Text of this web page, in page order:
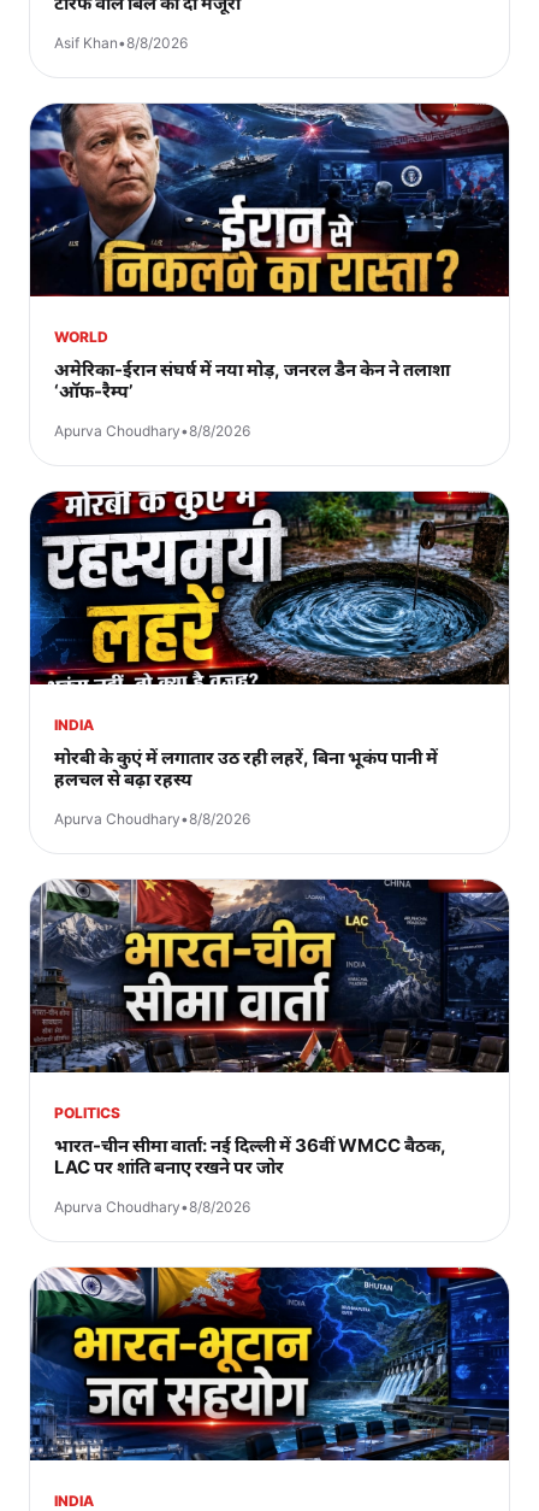
Asif Khan•8/8/2026
WORLD
अमेरिका-ईरान संघर्ष में नया मोड़, जनरल डैन केन ने तलाशा
‘ऑफ-रैम्प’
Apurva Choudhary•8/8/2026
INDIA
मोरबी के कुएं में लगातार उठ रही लहरें, बिना भूकंप पानी में
हलचल से बढ़ा रहस्य
Apurva Choudhary•8/8/2026
POLITICS
भारत-चीन सीमा वार्ता: नई दिल्ली में 36वीं WMCC बैठक,
LAC पर शांति बनाए रखने पर जोर
Apurva Choudhary•8/8/2026
INDIA